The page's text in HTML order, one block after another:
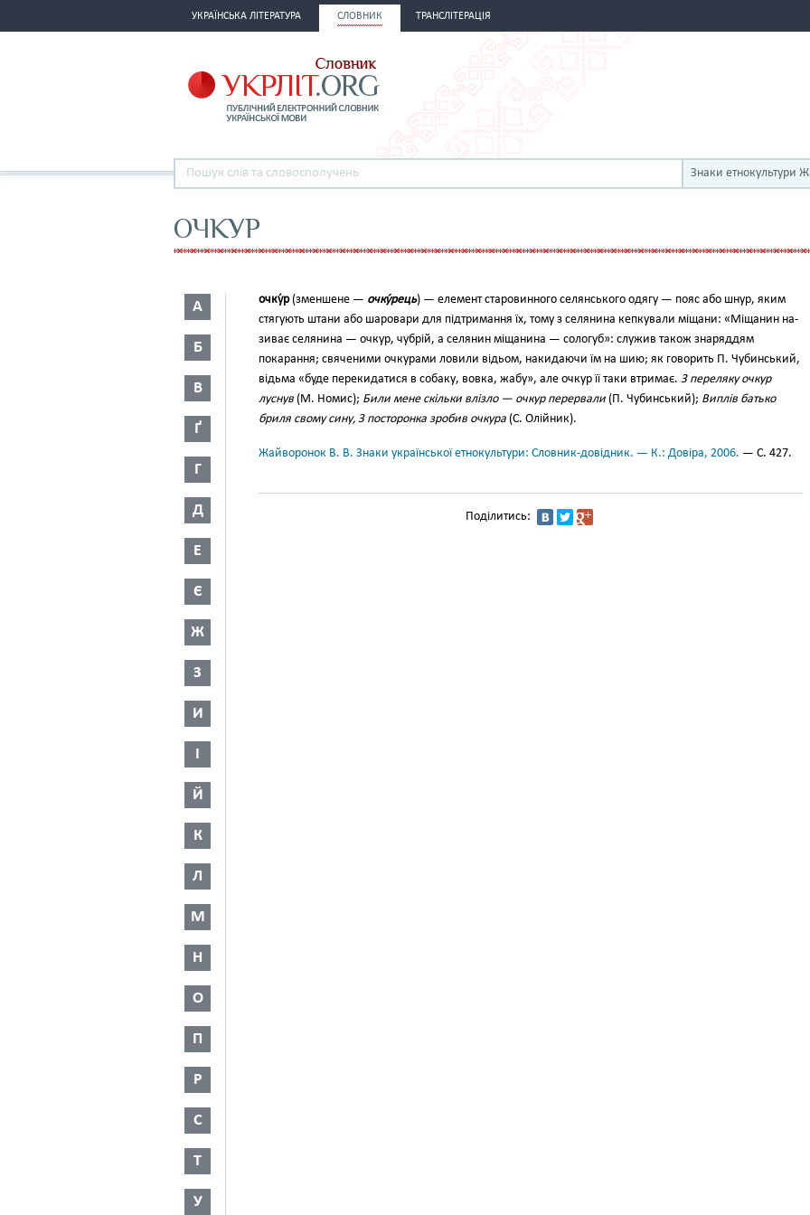
УКРАЇНСЬКА ЛІТЕРАТУРА СЛОВНИК ТРАНСЛІТЕРАЦІЯ
Знаки етнокультури
ОЧКУР
А
Б
В
Ґ
Г
Д
Е
Є
Ж
З
И
І
Й
К
Л
М
Н
О
П
Р
С
Т
У
очку́р(зменшене — очку́рець) — елемент старовинного селянського одягу — пояс або шнур, яким
стя­гують штани або шаровари для підтримання їх, тому з селянина кепкували міщани: «Міщанин на­
зиває селянина — очкур, чубрій, а селянин міщанина — сологуб»: служив також знаряддям
покаран­ня; свяченими очкурами ловили відьом, накидаючи їм на шию; як говорить П. Чубинський,
відьма «буде перекидатися в собаку, вовка, жабу», але очкур її таки втримає. З переляку очкур
луснув (М. Номис); Били мене скільки влізло — очкур перервали (П. Чу­бинський); Виплів батько
бриля свому сину, З посторонка зробив оч­кура (С. Олійник).
Жайворонок В. В. Знаки української етнокультури: Словник-довідник. — К.: Довіра, 2006. — С. 427.
Поділитись: